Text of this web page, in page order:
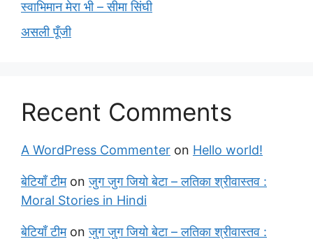
स्वाभिमान मेरा भी – सीमा सिंघी
असली पूँजी
Recent Comments
A WordPress Commenter on Hello world!
बेटियाँ टीमonजुग जुग जियो बेटा – लतिका श्रीवास्तव :
Moral Stories in Hindi
बेटियाँ टीमonजुग जुग जियो बेटा – लतिका श्रीवास्तव :